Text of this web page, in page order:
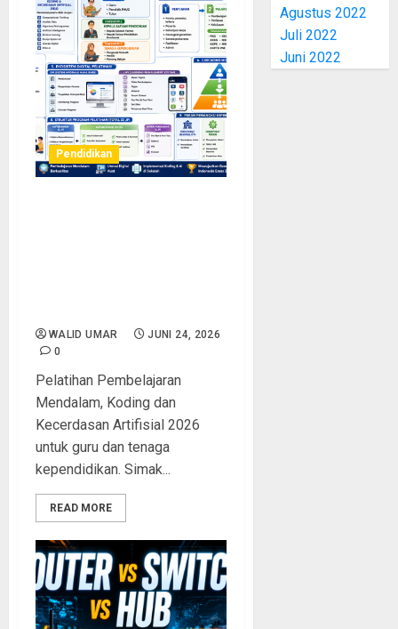
Pendidikan
WALID UMAR
JUNI 24, 2026
0
Pelatihan Pembelajaran
Mendalam, Koding dan
Kecerdasan Artifisial 2026
untuk guru dan tenaga
kependidikan. Simak...
READ MORE
Agustus 2022
Juli 2022
Juni 2022